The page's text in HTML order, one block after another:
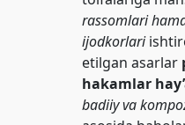
rassomlari
ijodkorlari
etilgan asarlar
hakamlar
badiiy va